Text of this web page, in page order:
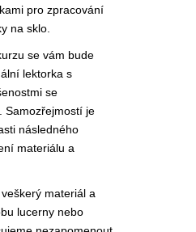
pro zpracování
na sklo.
se vám bude
lektorka s
se
Samozřejmostí je
následného
materiálu a
materiál a
lucerny nebo